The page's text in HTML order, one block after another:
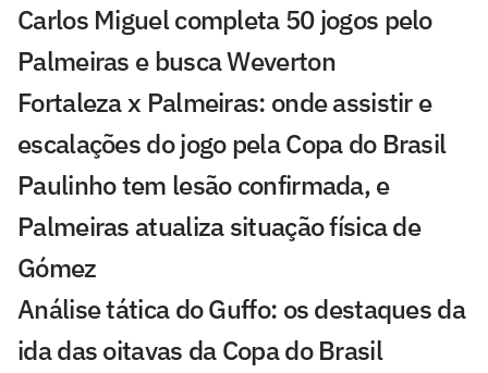
Carlos Miguel completa 50 jogos pelo
Palmeiras e busca Weverton
Fortaleza x Palmeiras: onde assistir e
escalações do jogo pela Copa do Brasil
Paulinho tem lesão confirmada, e
Palmeiras atualiza situação física de
Gómez
Análise tática do Guffo: os destaques da
ida das oitavas da Copa do Brasil